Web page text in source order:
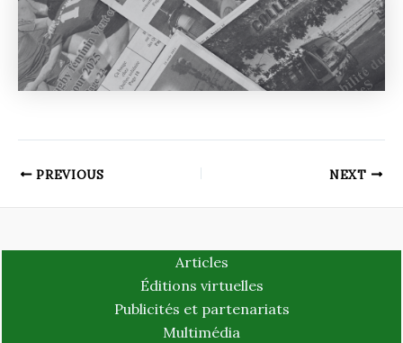
PREVIOUS NEXT
Articles
Éditions virtuelles
Publicités et partenariats
Multimédia